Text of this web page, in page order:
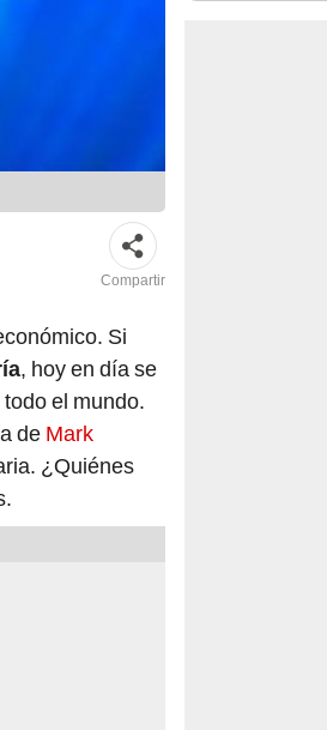
Compartir
Si
, hoy en día se
el mundo.
de Mark
¿Quiénes